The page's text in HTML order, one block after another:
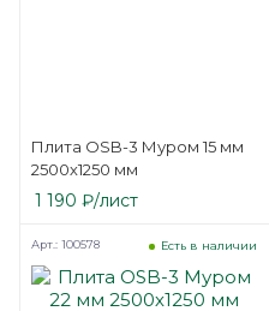
Плита OSB-3 Муром 15 мм
2500х1250 мм
1 190 ₽/лист
Есть в наличии
Арт.: 100578